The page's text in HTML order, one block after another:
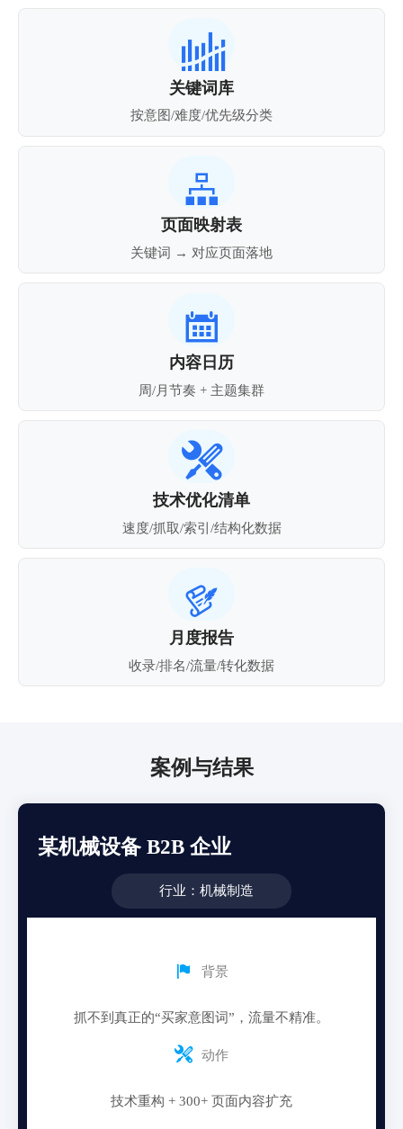

关键词库
按意图/难度/优先级分类

页面映射表
关键词 → 对应页面落地

内容日历
周/月节奏 + 主题集群

技术优化清单
速度/抓取/索引/结构化数据

月度报告
收录/排名/流量/转化数据
案例与结果
某机械设备 B2B 企业
行业：机械制造
 背景
抓不到真正的“买家意图词”，流量不精准。
 动作
技术重构 + 300+ 页面内容扩充